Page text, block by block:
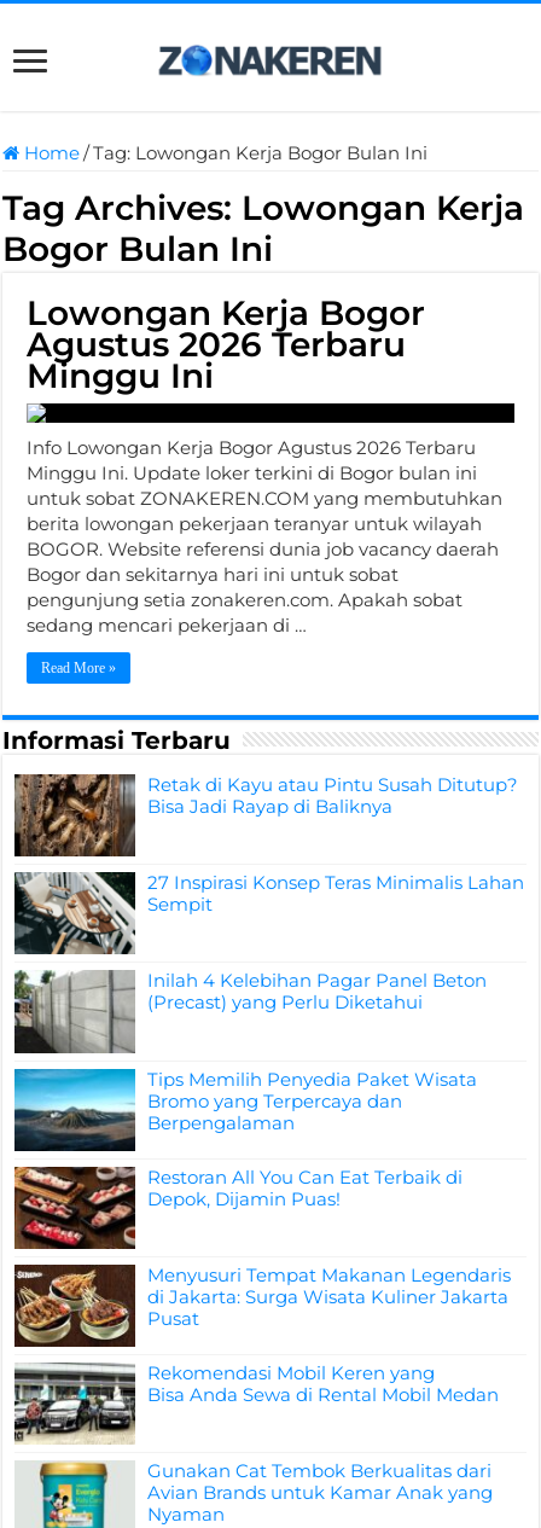
Home/Tag: Lowongan Kerja Bogor Bulan Ini
Tag Archives: Lowongan Kerja
Bogor Bulan Ini
Lowongan Kerja Bogor
Agustus 2026 Terbaru
Minggu Ini
Info Lowongan Kerja Bogor Agustus 2026 Terbaru
Minggu Ini. Update loker terkini di Bogor bulan ini
untuk sobat ZONAKEREN.COM yang membutuhkan
berita lowongan pekerjaan teranyar untuk wilayah
BOGOR. Website referensi dunia job vacancy daerah
Bogor dan sekitarnya hari ini untuk sobat
pengunjung setia zonakeren.com. Apakah sobat
sedang mencari pekerjaan di …
Read More »
Informasi Terbaru
Retak di Kayu atau Pintu Susah Ditutup?
Bisa Jadi Rayap di Baliknya
27 Inspirasi Konsep Teras Minimalis Lahan
Sempit
Inilah 4 Kelebihan Pagar Panel Beton
(Precast) yang Perlu Diketahui
Tips Memilih Penyedia Paket Wisata
Bromo yang Terpercaya dan
Berpengalaman
Restoran All You Can Eat Terbaik di
Depok, Dijamin Puas!
Menyusuri Tempat Makanan Legendaris
di Jakarta: Surga Wisata Kuliner Jakarta
Pusat
Rekomendasi Mobil Keren yang
Bisa Anda Sewa di Rental Mobil Medan
Gunakan Cat Tembok Berkualitas dari
Avian Brands untuk Kamar Anak yang
Nyaman